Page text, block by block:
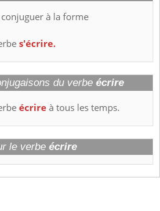
à la forme
s'écrire.
du verbe écrire
écrireà tous les temps.
le verbe écrire